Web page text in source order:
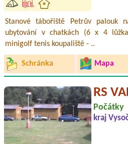
Stanové tábořiště Petrův palouk
ubytování v chatkách (6 x 4
minigolf tenis koupaliště - ..
Schránka Mapa
RS
Počátky
kraj